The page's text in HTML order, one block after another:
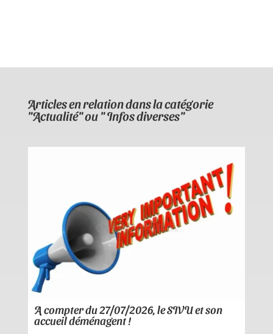
Articles en relation dans la catégorie
"Actualité" ou " Infos diverses"
A compter du 27/07/2026, le SIVU et son
accueil déménagent !